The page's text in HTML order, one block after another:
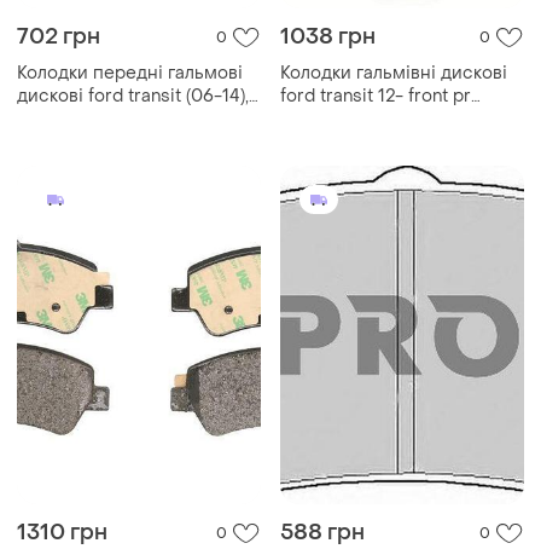
702 грн 0
Колодки передні гальмові
дискові ford transit (06-14),
1038 грн 0
Колодки гальмівні дискові
ford transit 12- front pr
1310 грн 0 588 грн 0